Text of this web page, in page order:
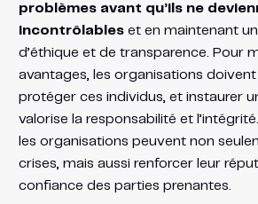
problèmes avant qu’ils ne
incontrôlableset en maintenant un
d’éthique et de transparence. Pour
avantages, les organisations
protéger ces individus, et instaurer
valorise la responsabilité et
les organisations peuvent non
crises, mais aussi renforcer leur
confiance des parties prenantes.